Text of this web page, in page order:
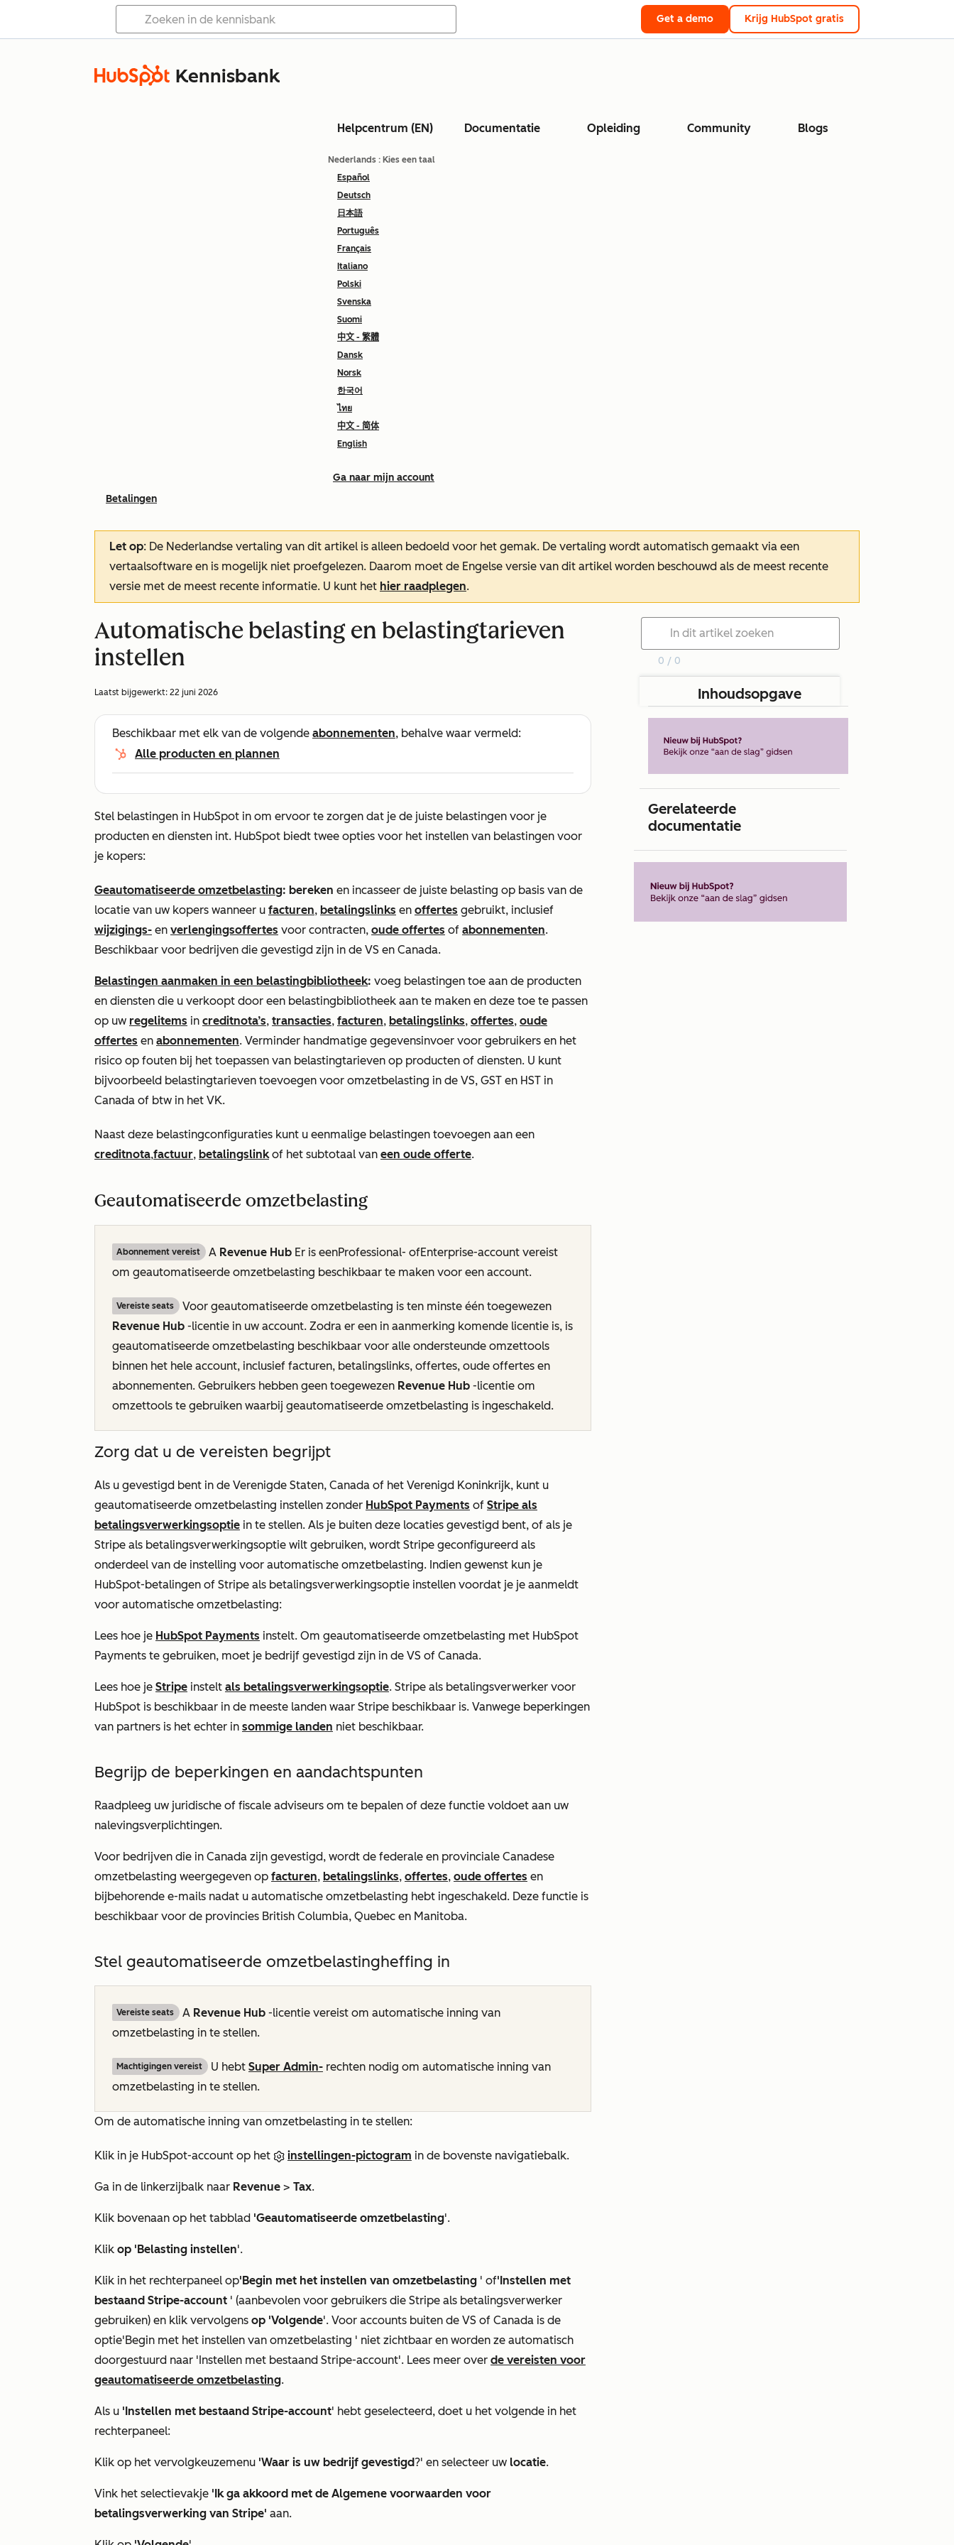
Get a demo Krijg HubSpot gratis
Kennisbank
Helpcentrum (EN) Documentatie Opleiding Community Blogs
Nederlands : Kies een taal
Español
Deutsch
日本語
Português
Français
Italiano
Polski
Svenska
Suomi
中文 - 繁體
Dansk
Norsk
한국어
ไทย
中文 - 简体
English
Ga naar mijn account
Betalingen
Let op: De Nederlandse vertaling van dit artikel is alleen bedoeld voor het gemak. De vertaling wordt automatisch gemaakt via een
vertaalsoftware en is mogelijk niet proefgelezen. Daarom moet de Engelse versie van dit artikel worden beschouwd als de meest recente
versie met de meest recente informatie. U kunt het hier raadplegen.
Automatische belasting en belastingtarieven
instellen
Laatst bijgewerkt: 22 juni 2026
Beschikbaar met elk van de volgende abonnementen, behalve waar vermeld:
Alle producten en plannen
Stel belastingen in HubSpot in om ervoor te zorgen dat je de juiste belastingen voor je
producten en diensten int. HubSpot biedt twee opties voor het instellen van belastingen voor
je kopers:
Geautomatiseerde omzetbelasting: bereken en incasseer de juiste belasting op basis van de
locatie van uw kopers wanneer u facturen, betalingslinks en offertes gebruikt, inclusief
wijzigings- en verlengingsoffertes voor contracten, oude offertes of abonnementen.
Beschikbaar voor bedrijven die gevestigd zijn in de VS en Canada.
Belastingen aanmaken in een belastingbibliotheek: voeg belastingen toe aan de producten
en diensten die u verkoopt door een belastingbibliotheek aan te maken en deze toe te passen
op uw regelitems in creditnota’s, transacties, facturen, betalingslinks, offertes, oude
offertes en abonnementen. Verminder handmatige gegevensinvoer voor gebruikers en het
risico op fouten bij het toepassen van belastingtarieven op producten of diensten. U kunt
bijvoorbeeld belastingtarieven toevoegen voor omzetbelasting in de VS, GST en HST in
Canada of btw in het VK.
Naast deze belastingconfiguraties kunt u eenmalige belastingen toevoegen aan een
creditnota,factuur, betalingslinkof het subtotaal van een oude offerte.
Geautomatiseerde omzetbelasting
Abonnement vereist A Revenue Hub Er is eenProfessional- ofEnterprise-account vereist
om geautomatiseerde omzetbelasting beschikbaar te maken voor een account.
Vereiste seats
Voor geautomatiseerde omzetbelasting is ten minste één toegewezen
Revenue Hub -licentie in uw account. Zodra er een in aanmerking komende licentie is, is
geautomatiseerde omzetbelasting beschikbaar voor alle ondersteunde omzettools
binnen het hele account, inclusief facturen, betalingslinks, offertes, oude offertes en
abonnementen. Gebruikers hebben geen toegewezen Revenue Hub -licentie om
omzettools te gebruiken waarbij geautomatiseerde omzetbelasting is ingeschakeld.
Zorg dat u de vereisten begrijpt
Als u gevestigd bent in de Verenigde Staten, Canada of het Verenigd Koninkrijk, kunt u
geautomatiseerde omzetbelasting instellen zonder HubSpot Payments of Stripe als
betalingsverwerkingsoptie in te stellen. Als je buiten deze locaties gevestigd bent, of als je
Stripe als betalingsverwerkingsoptie wilt gebruiken, wordt Stripe geconfigureerd als
onderdeel van de instelling voor automatische omzetbelasting. Indien gewenst kun je
HubSpot-betalingen of Stripe als betalingsverwerkingsoptie instellen voordat je je aanmeldt
voor automatische omzetbelasting:
Lees hoe je HubSpot Payments instelt. Om geautomatiseerde omzetbelasting met HubSpot
Payments te gebruiken, moet je bedrijf gevestigd zijn in de VS of Canada.
Lees hoe je Stripe instelt als betalingsverwerkingsoptie. Stripe als betalingsverwerker voor
HubSpot is beschikbaar in de meeste landen waar Stripe beschikbaar is. Vanwege beperkingen
van partners is het echter in sommige landen niet beschikbaar.
Begrijp de beperkingen en aandachtspunten
Raadpleeg uw juridische of fiscale adviseurs om te bepalen of deze functie voldoet aan uw
nalevingsverplichtingen.
Voor bedrijven die in Canada zijn gevestigd, wordt de federale en provinciale Canadese
omzetbelasting weergegeven op facturen, betalingslinks, offertes, oude offertes en
bijbehorende e-mails nadat u automatische omzetbelasting hebt ingeschakeld. Deze functie is
beschikbaar voor de provincies British Columbia, Quebec en Manitoba.
Stel geautomatiseerde omzetbelastingheffing in
Vereiste seats A Revenue Hub -licentie vereist om automatische inning van
omzetbelasting in te stellen.
Machtigingen vereist U hebt Super Admin- rechten nodig om automatische inning van
omzetbelasting in te stellen.
Om de automatische inning van omzetbelasting in te stellen:
Klik in je HubSpot-account op het instellingen-pictogram in de bovenste navigatiebalk.
Ga in de linkerzijbalk naar Revenue > Tax.
Klik bovenaan op het tabblad 'Geautomatiseerde omzetbelasting'.
Klik op 'Belasting instellen'.
Klik in het rechterpaneel op'Begin met het instellen van omzetbelasting ' of'Instellen met
bestaand Stripe-account ' (aanbevolen voor gebruikers die Stripe als betalingsverwerker
gebruiken) en klik vervolgens op 'Volgende'. Voor accounts buiten de VS of Canada is de
optie'Begin met het instellen van omzetbelasting ' niet zichtbaar en worden ze automatisch
doorgestuurd naar 'Instellen met bestaand Stripe-account'. Lees meer over de vereisten voor
geautomatiseerde omzetbelasting.
Als u 'Instellen met bestaand Stripe-account' hebt geselecteerd, doet u het volgende in het
rechterpaneel:
Klik op het vervolgkeuzemenu 'Waar is uw bedrijf gevestigd?' en selecteer uw locatie.
Vink het selectievakje 'Ik ga akkoord met de Algemene voorwaarden voor
betalingsverwerking van Stripe' aan.
0 / 0
Inhoudsopgave
Gerelateerde
documentatie